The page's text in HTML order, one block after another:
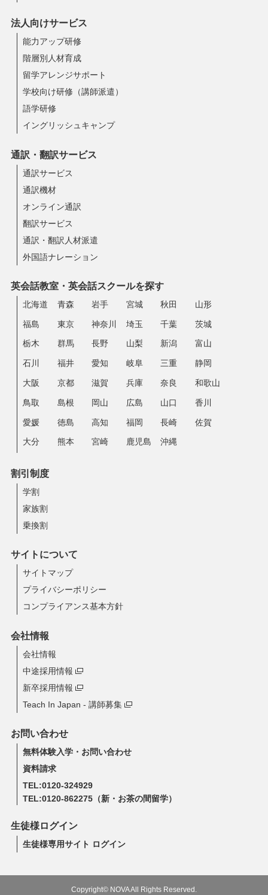
法人向けサービス
能力アップ研修
階層別人材育成
留学アレンジサポート
学校向け研修（講師派遣）
語学研修
イングリッシュキャンプ
通訳・翻訳サービス
通訳サービス
通訳機材
オンライン通訳
翻訳サービス
通訳・翻訳人材派遣
外国語ナレーション
英会話教室・英会話スクールを探す
北海道 青森 岩手 宮城 秋田 山形
福島 東京 神奈川 埼玉 千葉 茨城
栃木 群馬 長野 山梨 新潟 富山
石川 福井 愛知 岐阜 三重 静岡
大阪 京都 滋賀 兵庫 奈良 和歌山
鳥取 島根 岡山 広島 山口 香川
愛媛 徳島 高知 福岡 長崎 佐賀
大分 熊本 宮崎 鹿児島 沖縄
割引制度
学割
家族割
乗換割
サイトについて
サイトマップ
プライバシーポリシー
コンプライアンス基本方針
会社情報
会社情報
中途採用情報
新卒採用情報
Teach In Japan - 講師募集
お問い合わせ
無料体験入学・お問い合わせ
資料請求
TEL:0120-324929
TEL:0120-862275 （新・お茶の間留学）
生徒様ログイン
生徒様専用サイト ログイン
Copyright© NOVA All Rights Reserved.